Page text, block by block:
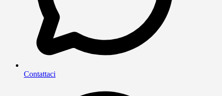
Contattaci